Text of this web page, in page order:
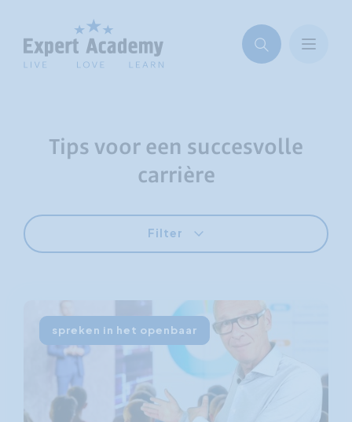
Tips voor een succesvolle
carrière
Filter
spreken in het openbaar